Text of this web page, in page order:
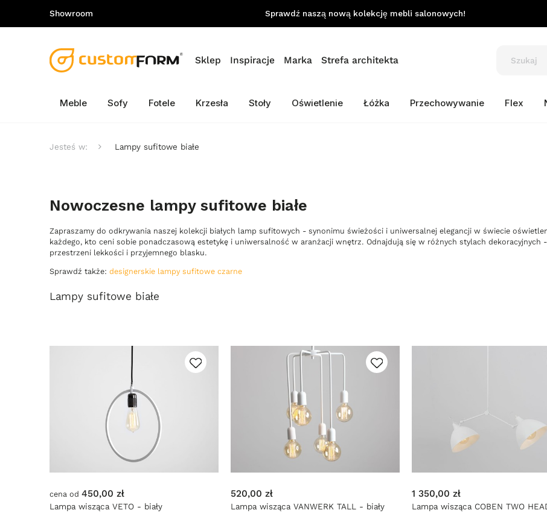
Showroom Sprawdź naszą nową kolekcję mebli salonowych!
Sklep Inspiracje Marka Strefa architekta
Meble Sofy Fotele Krzesła Stoły Oświetlenie Łóżka Przechowywanie Flex
Jesteś w: Lampy sufitowe białe
Nowoczesne lampy sufitowe białe
Zapraszamy do odkrywania naszej kolekcji białych lamp sufitowych - synonimu świeżości i uniwersalnej elegancji w świecie
każdego, kto ceni sobie ponadczasową estetykę i uniwersalność w aranżacji wnętrz. Odnajdują się w różnych stylach
przestrzeni lekkości i przyjemnego blasku.
Sprawdź także: designerskie lampy sufitowe czarne
Lampy sufitowe białe
cena od 450,00 zł
Lampa wisząca VETO - biały
520,00 zł
Lampa wisząca VANWERK TALL - biały
1 350,00 zł
Lampa wisząca COBEN TWO